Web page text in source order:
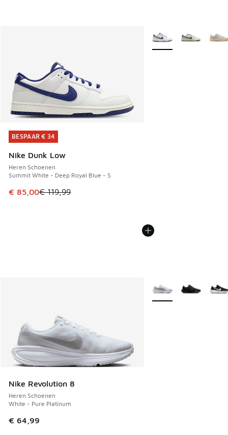
BESPAAR € 34
Nike Dunk Low
Heren Schoenen
Summit White - Deep Royal Blue - S
Dit artikel is in de uitverkoop. Dit artikel is in de
€ 85,00€ 119,99
BESPAAR € 34
Meer kleuren
Nike Revolution 8
Heren Schoenen
White - Pure Platinum
€ 64,99
Meer kleuren